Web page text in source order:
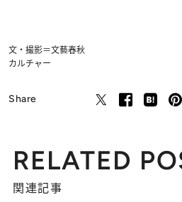
文・撮影＝文藝春秋
カルチャー
Share
RELATED
関連記事